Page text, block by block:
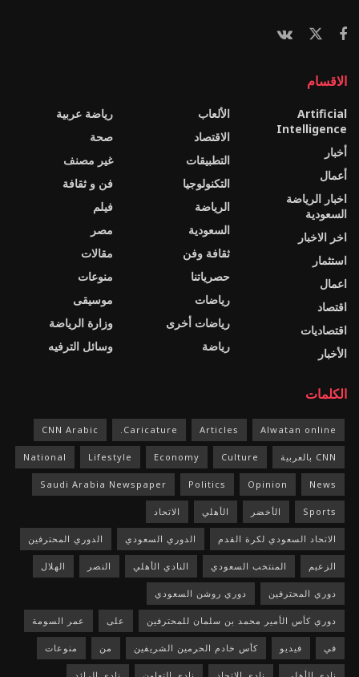
الاقسام
Artificial
Intelligence
أخبار
أعمال
اخبار الرياضة
السعودية
اخر الاخبار
استثمار
اعمال
اقتصاد
اقتصاديات
الأخبار
الألعاب
الاقتصاد
التطبيقات
التكنولوجيا
الرياضة
السعودية
ثقافة وفن
حصرياتنا
رياضات
رياضات أخرى
رياضة
رياضة عربية
صحة
غير مصنف
فن و ثقافة
فيلم
مصر
مقالات
منوعات
موسيقى
وزارة الرياضة
وسائل الترفيه
الكلمات
Alwatan online
Articles
Caricature.
CNN Arabic
CNN بالعربية Culture
Economy
Lifestyle
National
News
Opinion
Politics
Saudi Arabia Newspaper
Sports الأخضر الأهلي الاتحاد
الاتحاد السعودي لكرة القدم الدوري السعودي الدوري المحترفين
الزعيم المنتخب السعودي النادي الأهلي النصر الهلال
دوري المحترفين دوري روشن السعودي
دوري كأس الأمير محمد بن سلمان للمحترفين على عمر السومة
في فيديو كأس خادم الحرمين الشريفين من منوعات